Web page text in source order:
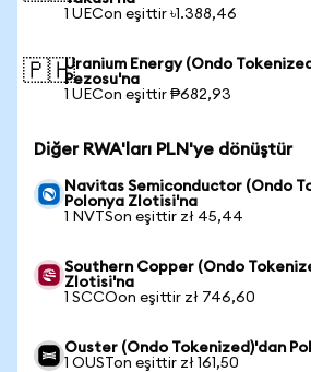
1 UECon eşittir ৳1.388,46
🇵🇭Uranium Energy (Ondo
Pezosu'na
1 UECon eşittir ₱682,93
Diğer RWA'ları PLN'ye dönüştür
Navitas Semiconductor (Ondo
Polonya Zlotisi'na
1 NVTSon eşittir zł 45,44
Southern Copper (Ondo
Zlotisi'na
1 SCCOon eşittir zł 746,60
Ouster (Ondo Tokenized)'dan
1 OUSTon eşittir zł 161,50